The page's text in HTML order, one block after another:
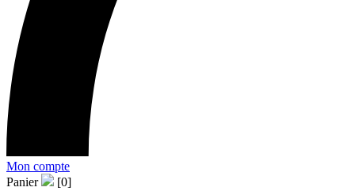
Mon compte
Panier
[0]